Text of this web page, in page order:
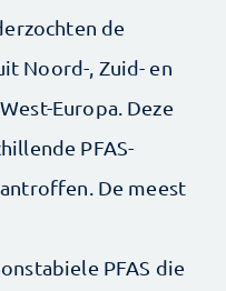
de
Noord-, Zuid- en
Europa. Deze
PFAS-
De meest
PFAS die